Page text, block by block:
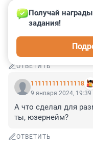
ОТВЕТИТЬ
Гость
ОТВЕТИТЬ
111111111111118
Получай
задания!
9 января 2024, 19:39
А что сделал для
ты, юзернейм?
ОТВЕТИТЬ